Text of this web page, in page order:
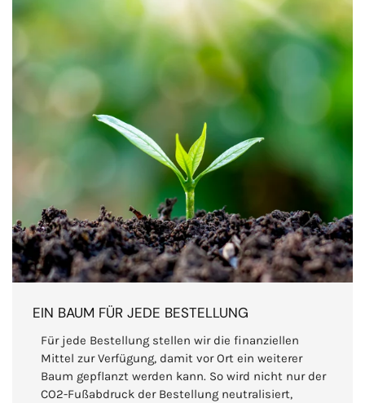
EIN BAUM FÜR JEDE BESTELLUNG
Für jede Bestellung stellen wir die finanziellen
Mittel zur Verfügung, damit vor Ort ein weiterer
Baum gepflanzt werden kann. So wird nicht nur der
CO2-Fußabdruck der Bestellung neutralisiert,